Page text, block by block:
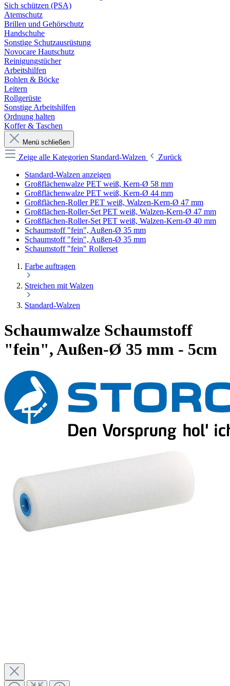
Sich schützen (PSA)
Atemschutz
Brillen und Gehörschutz
Handschuhe
Sonstige Schutzausrüstung
Novocare Hautschutz
Reinigungstücher
Arbeitshilfen
Bohlen & Böcke
Leitern
Rollgerüste
Sonstige Arbeitshilfen
Ordnung halten
Koffer & Taschen
Menü schließen
Zeige alle Kategorien Standard-Walzen
Zurück
Standard-Walzen anzeigen
Großflächenwalze PET weiß, Kern-Ø 58 mm
Großflächenwalze PET weiß, Kern-Ø 44 mm
Großflächen-Roller PET weiß, Walzen-Kern-Ø 47 mm
Großflächen-Roller-Set PET weiß, Walzen-Kern-Ø 47 mm
Großflächen-Roller-Set PET weiß, Walzen-Kern-Ø 40 mm
Schaumstoff "fein", Außen-Ø 35 mm
Schaumstoff "fein", Außen-Ø 35 mm
Schaumstoff "fein" Rollerset
Farbe auftragen
Streichen mit Walzen
Standard-Walzen
Schaumwalze Schaumstoff
"fein", Außen-Ø 35 mm - 5cm